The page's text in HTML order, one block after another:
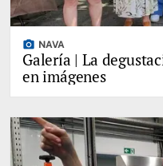
photo_camera NAVA
Galería | La
en imágenes